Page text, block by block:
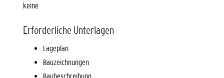
keine
Erforderliche Unterlagen
Lageplan
Bauzeichnungen
Baubeschreibung